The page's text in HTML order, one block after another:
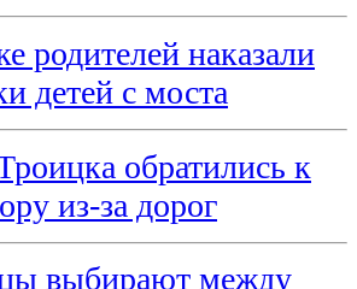
родителей наказали
детей с моста
обратились к
из-за дорог
выбирают между